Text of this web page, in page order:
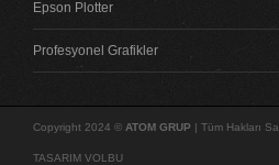
Epson Plotter
Profesyonel Grafikler
Copyright 2024 © ATOM GRUP | Tüm Hakları
TASARIM VOLBU